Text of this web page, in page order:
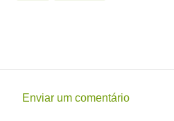
Enviar um comentário